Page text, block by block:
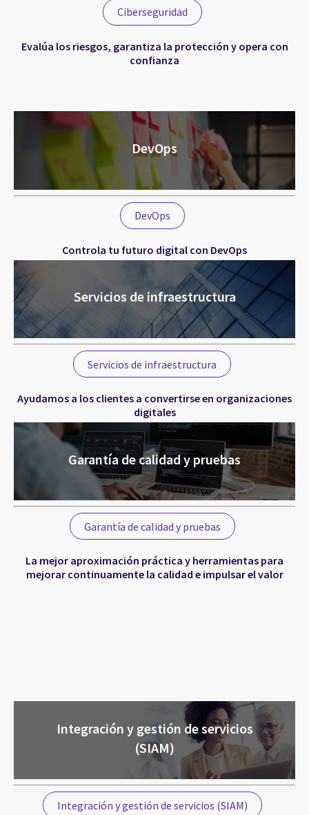
Ciberseguridad
Evalúa los riesgos, garantiza la protección y opera con
confianza
DevOps
DevOps
Controla tu futuro digital con DevOps
Servicios de infraestructura
Servicios de infraestructura
Ayudamos a los clientes a convertirse en organizaciones
digitales
Garantía de calidad y pruebas
Garantía de calidad y pruebas
La mejor aproximación práctica y herramientas para
mejorar continuamente la calidad e impulsar el valor
Integración y gestión de servicios
(SIAM)
Integración y gestión de servicios (SIAM)